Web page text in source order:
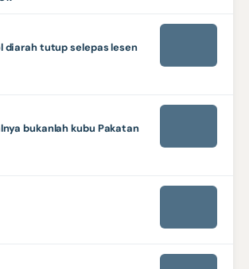
diarah tutup selepas lesen
bukanlah kubu Pakatan